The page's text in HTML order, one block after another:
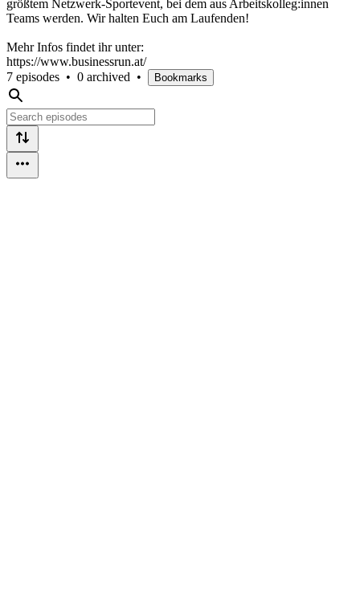
größtem Netzwerk-Sportevent, bei dem aus Arbeitskolleg:innen
Teams werden. Wir halten Euch am Laufenden!
Mehr Infos findet ihr unter:
https://www.businessrun.at/
7 episodes • 0 archived • Bookmarks